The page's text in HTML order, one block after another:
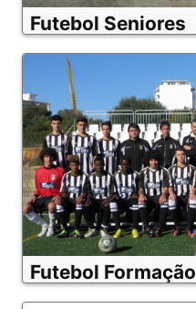
Futebol Seniores
Futebol Formação